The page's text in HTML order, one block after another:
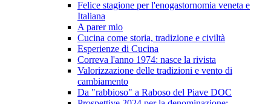
Felice stagione per l'enogastornomia veneta e
Italiana
A parer mio
Cucina come storia, tradizione e civiltà
Esperienze di Cucina
Correva l'anno 1974: nasce la rivista
Valorizzazione delle tradizioni e vento di
cambiamento
Da "rabbioso" a Raboso del Piave DOC